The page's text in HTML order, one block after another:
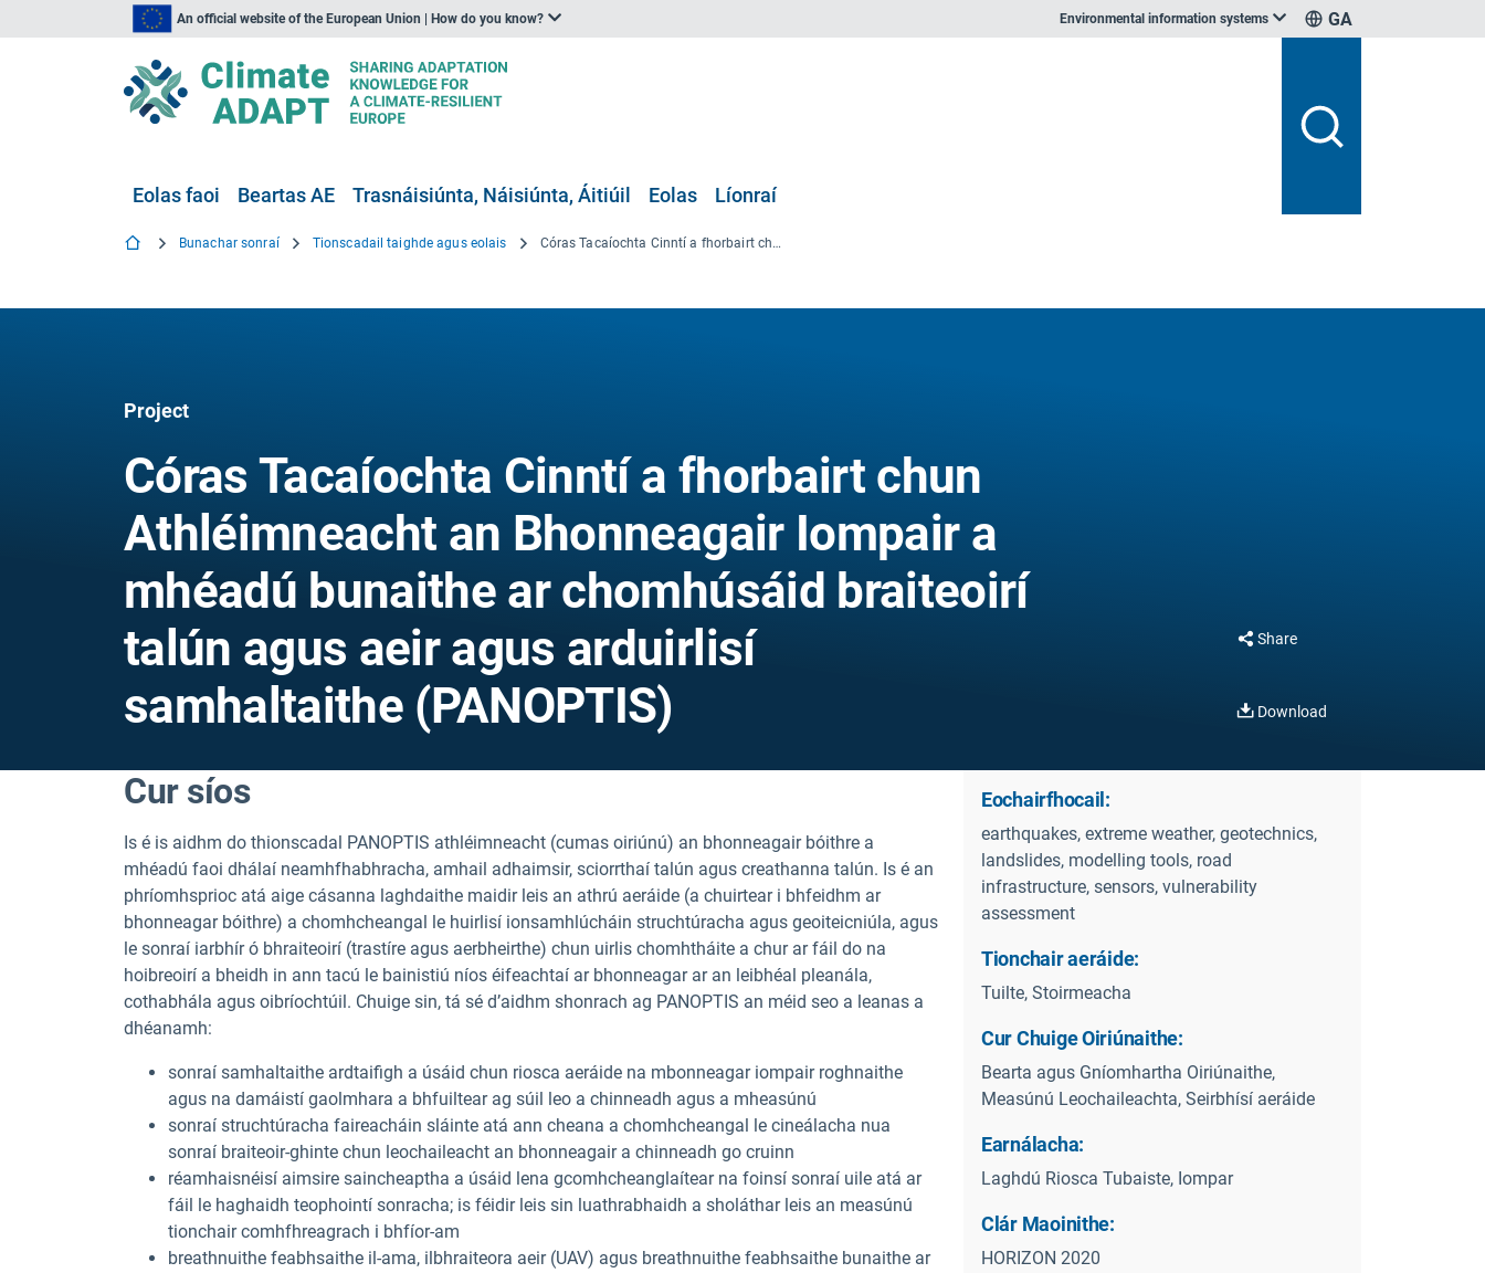
An official website of the European Union | How do you know? Environmental information systems GA
Eolas faoi Beartas AE Trasnáisiúnta, Náisiúnta, Áitiúil Eolas Líonraí
Bunachar sonraí Tionscadail taighde agus eolais Córas Tacaíochta Cinntí a fhorbairt chun Athléimneacht an Bhonneagair Iompair a mhéadú bunaithe ar chomhúsáid braiteoirí talún agus aeir agus arduirlisí samhaltaithe
Project
Córas Tacaíochta Cinntí a fhorbairt chun
Athléimneacht an Bhonneagair Iompair a
mhéadú bunaithe ar chomhúsáid braiteoirí
talún agus aeir agus arduirlisí
samhaltaithe (PANOPTIS)
Share
Download
Cur síos
Is é is aidhm do thionscadal PANOPTIS athléimneacht (cumas oiriúnú) an bhonneagair bóithre a
mhéadú faoi dhálaí neamhfhabhracha, amhail adhaimsir, sciorrthaí talún agus creathanna talún. Is é an
phríomhsprioc atá aige cásanna laghdaithe maidir leis an athrú aeráide (a chuirtear i bhfeidhm ar
bhonneagar bóithre) a chomhcheangal le huirlisí ionsamhlúcháin struchtúracha agus geoiteicniúla, agus
le sonraí iarbhír ó bhraiteoirí (trastíre agus aerbheirthe) chun uirlis chomhtháite a chur ar fáil do na
hoibreoirí a bheidh in ann tacú le bainistiú níos éifeachtaí ar bhonneagar ar an leibhéal pleanála,
cothabhála agus oibríochtúil. Chuige sin, tá sé d’aidhm shonrach ag PANOPTIS an méid seo a leanas a
dhéanamh:
sonraí samhaltaithe ardtaifigh a úsáid chun riosca aeráide na mbonneagar iompair roghnaithe
agus na damáistí gaolmhara a bhfuiltear ag súil leo a chinneadh agus a mheasúnú
sonraí struchtúracha faireacháin sláinte atá ann cheana a chomhcheangal le cineálacha nua
sonraí braiteoir-ghinte chun leochaileacht an bhonneagair a chinneadh go cruinn
réamhaisnéisí aimsire saincheaptha a úsáid lena gcomhcheanglaítear na foinsí sonraí uile atá ar
fáil le haghaidh teophointí sonracha; is féidir leis sin luathrabhaidh a sholáthar leis an measúnú
tionchair comhfhreagrach i bhfíor-am
breathnuithe feabhsaithe il-ama, ilbhraiteora aeir (UAV) agus breathnuithe feabhsaithe bunaithe ar
Eochairfhocail:
earthquakes, extreme weather, geotechnics,
landslides, modelling tools, road
infrastructure, sensors, vulnerability
assessment
Tionchair aeráide:
Tuilte, Stoirmeacha
Cur Chuige Oiriúnaithe:
Bearta agus Gníomhartha Oiriúnaithe,
Measúnú Leochaileachta, Seirbhísí aeráide
Earnálacha:
Laghdú Riosca Tubaiste, Iompar
Clár Maoinithe:
HORIZON 2020